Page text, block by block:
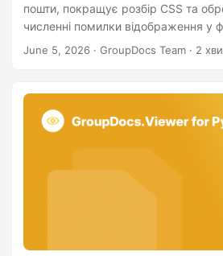
пошти, покращує розбір CSS та
численні помилки відображення у
PDF та електронних таблиць.
June 5, 2026 · GroupDocs Team · 2